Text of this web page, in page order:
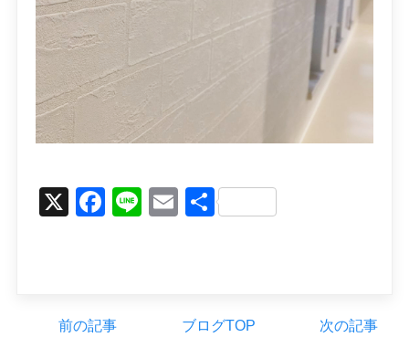
X Facebook
LineEmailShare
前の記事 ブログTOP 次の記事